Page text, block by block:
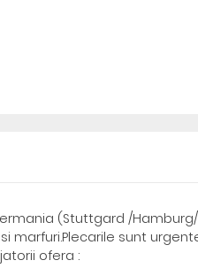
(Stuttgard /Hamburg/
sunt
ofera :